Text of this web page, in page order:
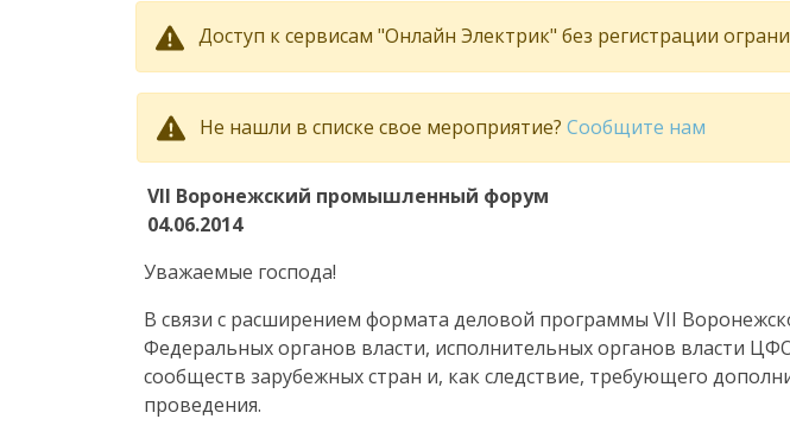
Доступ к сервисам "Онлайн Электрик" без регистрации
Не нашли в списке свое мероприятие? Сообщите нам
VII Воронежский промышленный форум
04.06.2014
Уважаемые господа!
В связи с расширением формата деловой программы VII
Федеральных органов власти, исполнительных органов власти
сообществ зарубежных стран и, как следствие, требующего
проведения.